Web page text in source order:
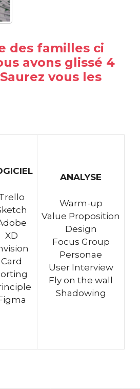
des familles ci
avons glissé 4
vous les
XD
Card
ANALYSE
Warm-up
Value Proposition
Design
Focus Group
Personae
User Interview
Fly on the wall
Shadowing